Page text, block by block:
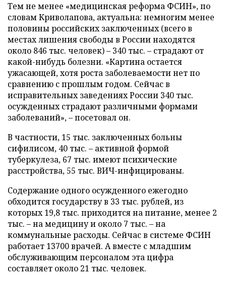
Тем не менее «медицинская реформа ФСИН», по
словам Криволапова, актуальна: немногим менее
половины российских заключенных (всего в
местах лишения свободы в России находятся
около 846 тыс. человек) – 340 тыс. – страдают от
какой-нибудь болезни. «Картина остается
ужасающей, хотя роста заболеваемости нет по
сравнению с прошлым годом. Сейчас в
исправительных заведениях России 340 тыс.
осужденных страдают различными формами
заболеваний», – посетовал он.
В частности, 15 тыс. заключенных больны
сифилисом, 40 тыс. – активной формой
туберкулеза, 67 тыс. имеют психические
расстройства, 55 тыс. ВИЧ-инфицированы.
Содержание одного осужденного ежегодно
обходится государству в 33 тыс. рублей, из
которых 19,8 тыс. приходится на питание, менее 2
тыс. – на медицину и около 7 тыс. – на
коммунальные расходы. Сейчас в системе ФСИН
работает 13700 врачей. А вместе с младшим
обслуживающим персоналом эта цифра
составляет около 21 тыс. человек.